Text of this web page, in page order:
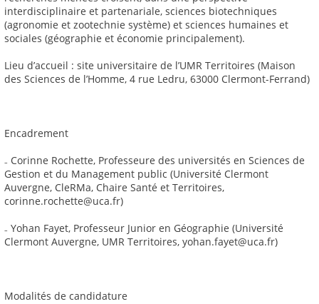
interdisciplinaire et partenariale, sciences biotechniques
(agronomie et zootechnie système) et sciences humaines et
sociales (géographie et économie principalement).
Lieu d’accueil : site universitaire de l’UMR Territoires (Maison
des Sciences de l’Homme, 4 rue Ledru, 63000 Clermont-Ferrand)
Encadrement
₋ Corinne Rochette, Professeure des universités en Sciences de
Gestion et du Management public (Université Clermont
Auvergne, CleRMa, Chaire Santé et Territoires,
corinne.rochette@uca.fr)
₋ Yohan Fayet, Professeur Junior en Géographie (Université
Clermont Auvergne, UMR Territoires, yohan.fayet@uca.fr)
Modalités de candidature